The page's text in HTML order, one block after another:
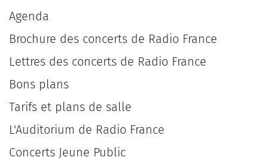
Agenda
Brochure des concerts de Radio France
Lettres des concerts de Radio France
Bons plans
Tarifs et plans de salle
L'Auditorium de Radio France
Concerts Jeune Public